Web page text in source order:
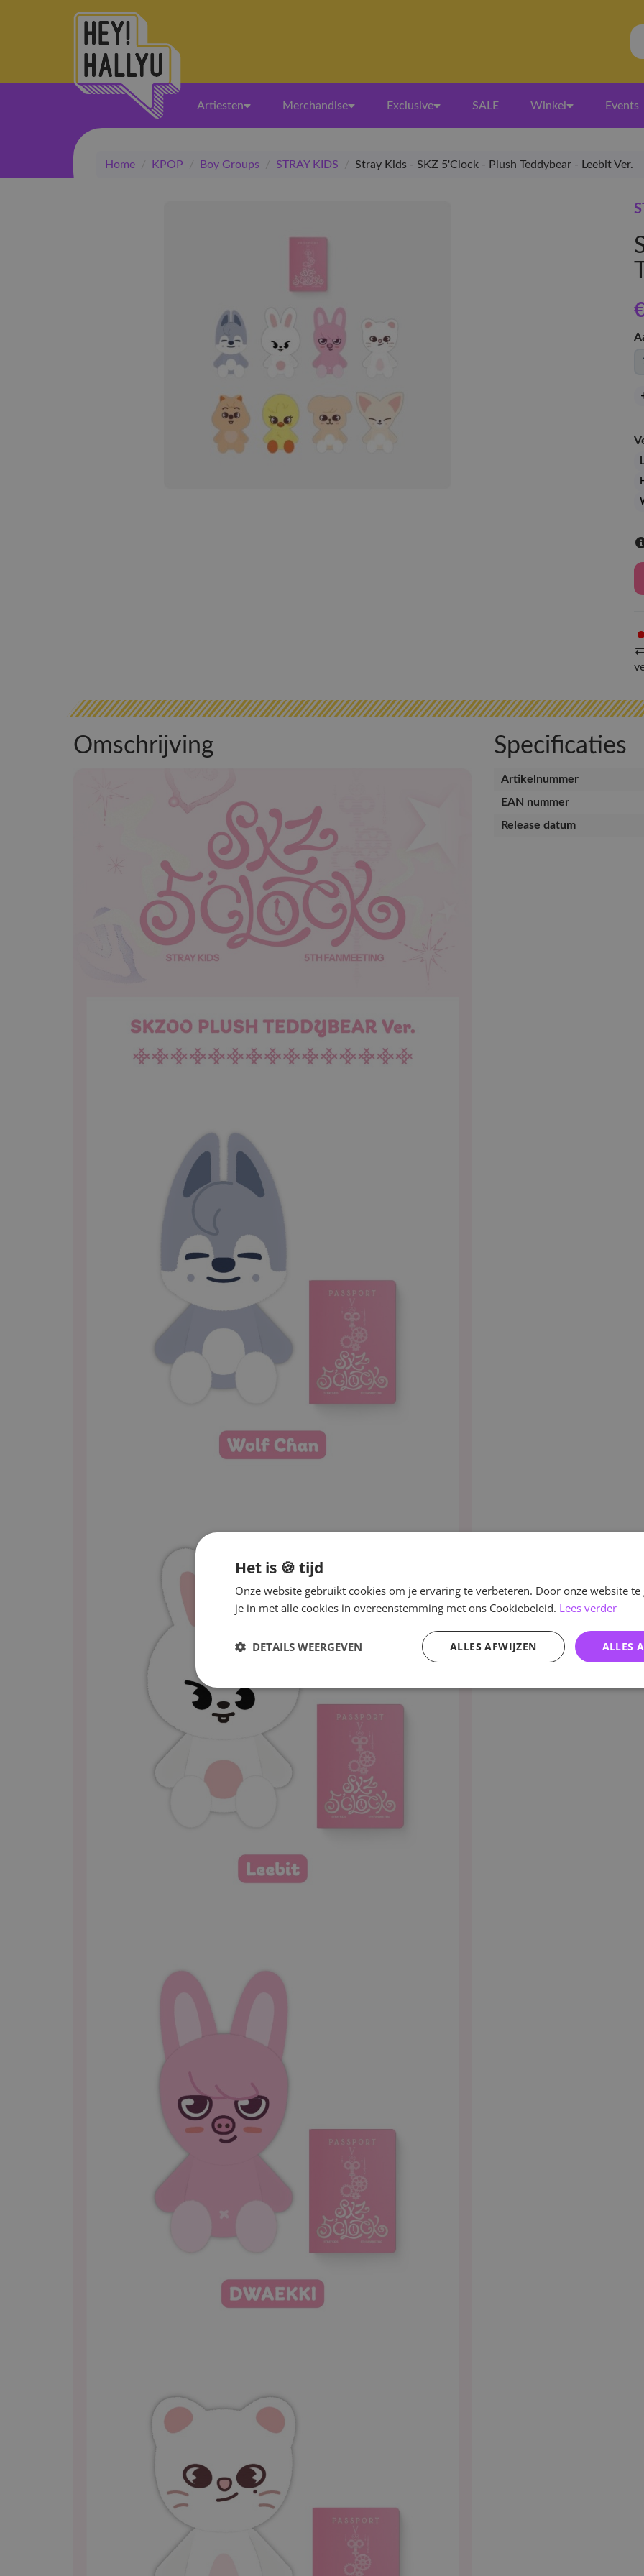
Artiesten Merchandise Exclusive SALE Winkel Events
Home / KPOP / Boy Groups / STRAY KIDS / Stray Kids - SKZ 5'Clock - Plush Teddybear - Leebit Ver.
Omschrijving Specificaties
Artikelnummer
EAN nummer
Release datum
Het is 🍪 tijd
Onze website gebruikt cookies om je ervaring te verbeteren. Door onze website
je in met alle cookies in overeenstemming met ons Cookiebeleid. Lees verder
ALLES
ALLES AFWIJZEN
DETAILS WEERGEVEN